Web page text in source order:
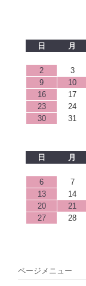
日
月
2
3
9
10
16
17
23
24
30
31
日
月
6
7
13
14
20
21
27
28
ページメニュー